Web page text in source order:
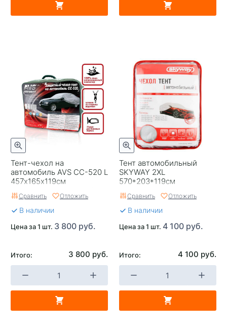
Тент-чехол на
автомобиль AVS СС-520 L
457х165х119см
(водонепроницаемый)
Сравнить Отложить
В наличии
Цена за 1 шт. 3 800 руб.
Итого: 3 800 руб.
Тент автомобильный
SKYWAY 2XL
570*203*119см
Сравнить Отложить
В наличии
Цена за 1 шт. 4 100 руб.
Итого: 4 100 руб.